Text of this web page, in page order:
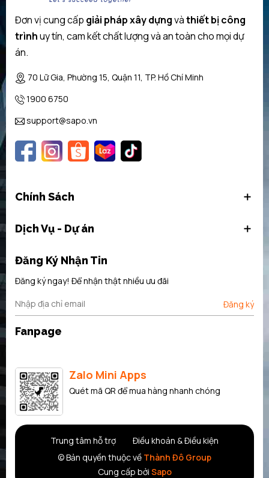
Đơn vị cung cấp giải pháp xây dựngvàthiết bị công
trìnhuy tín, cam kết chất lượng và an toàn cho mọi dự
án.
70 Lữ Gia, Phường 15, Quận 11, TP. Hồ Chí Minh
1900 6750
support@sapo.vn
Chính Sách
Dịch Vụ - Dự án
Đăng Ký Nhận Tin
Đăng ký ngay! Để nhận thật nhiều ưu đãi
Đăng ký
Fanpage
Zalo Mini Apps
Quét mã QR để mua hàng nhanh chóng
Trung tâm hỗ trợ
Điều khoản & Điều kiện
© Bản quyền thuộc về Thành Đô Group
Cung cấp bởi Sapo